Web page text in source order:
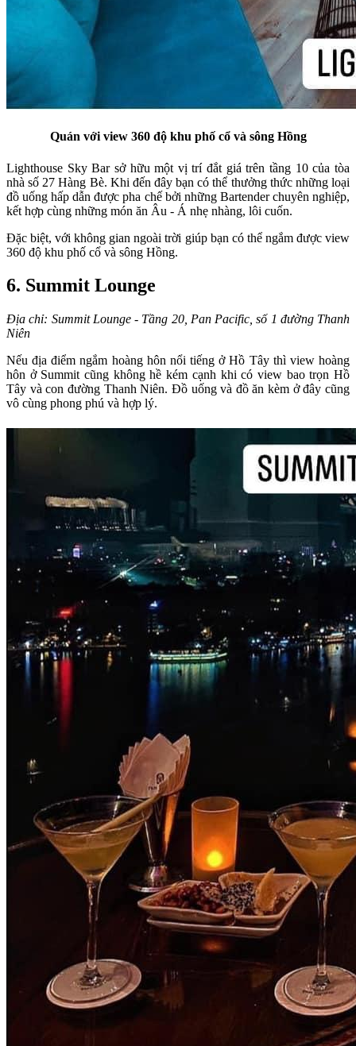
Quán với view 360 độ khu phố cổ và sông Hồng
Lighthouse Sky Bar sở hữu một vị trí đắt giá trên tầng 10 của tòa
nhà số 27 Hàng Bè. Khi đến đây bạn có thể thưởng thức những loại
đồ uống hấp dẫn được pha chế bởi những Bartender chuyên nghiệp,
kết hợp cùng những món ăn Âu - Á nhẹ nhàng, lôi cuốn.
Đặc biệt, với không gian ngoài trời giúp bạn có thể ngắm được view
360 độ khu phố cổ và sông Hồng.
6. Summit Lounge
Địa chỉ: Summit Lounge - Tầng 20, Pan Pacific, số 1 đường Thanh
Niên
Nếu địa điểm ngắm hoàng hôn nổi tiếng ở Hồ Tây thì view hoàng
hôn ở Summit cũng không hề kém cạnh khi có view bao trọn Hồ
Tây và con đường Thanh Niên. Đồ uống và đồ ăn kèm ở đây cũng
vô cùng phong phú và hợp lý.